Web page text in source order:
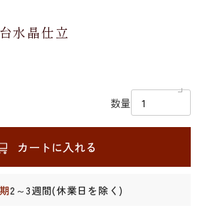
水晶仕立
数量
カートに入れる
2～3週間(休業日を除く)